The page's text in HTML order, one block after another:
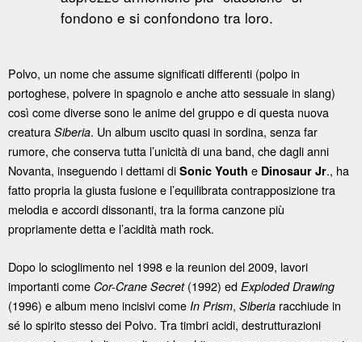
fondono e si confondono tra loro.
Polvo, un nome che assume significati differenti (polpo in
portoghese, polvere in spagnolo e anche atto sessuale in slang)
così come diverse sono le anime del gruppo e di questa nuova
creatura Siberia. Un album uscito quasi in sordina, senza far
rumore, che conserva tutta l’unicità di una band, che dagli anni
Novanta, inseguendo i dettami di Sonic Youth e Dinosaur Jr., ha
fatto propria la giusta fusione e l’equilibrata contrapposizione tra
melodia e accordi dissonanti, tra la forma canzone più
propriamente detta e l’acidità math rock.
Dopo lo scioglimento nel 1998 e la reunion del 2009, lavori
importanti come Cor-Crane Secret (1992) ed Exploded Drawing
(1996) e album meno incisivi come In Prism, Siberia racchiude in
sé lo spirito stesso dei Polvo. Tra timbri acidi, destrutturazioni